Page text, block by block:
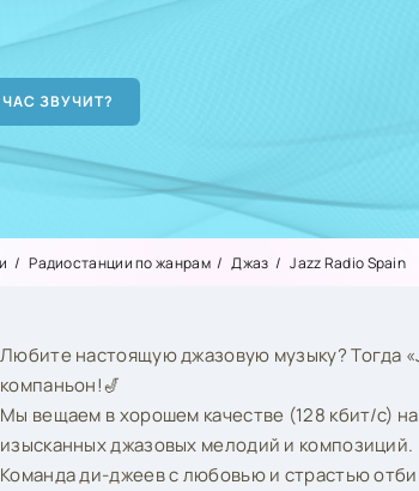
Радиостанции по жанрам Джаз Jazz Radio Spain
Любите настоящую джазовую музыку? Тогда
компаньон!🎷
Мы вещаем в хорошем качестве (128 кбит/с)
изысканных джазовых мелодий и композиций.
Команда ди-джеев с любовью и страстью